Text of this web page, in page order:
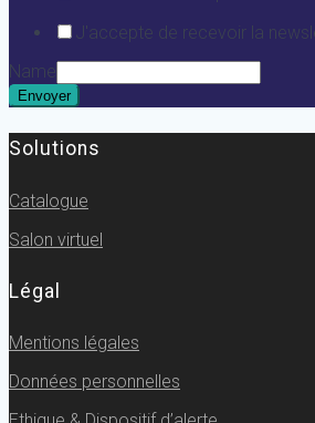
J'accepte de recevoir la
Name
Envoyer
Solutions
Catalogue
Salon virtuel
Légal
Mentions légales
Données personnelles